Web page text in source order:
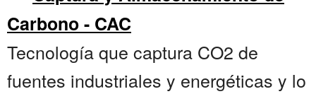
Carbono - CAC
Tecnología que captura CO2 de
fuentes industriales y energéticas y lo